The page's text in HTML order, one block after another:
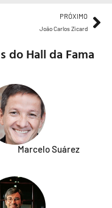
PRÓXIMO
João Carlos Zicard
do Hall da Fama
Marcelo Suárez